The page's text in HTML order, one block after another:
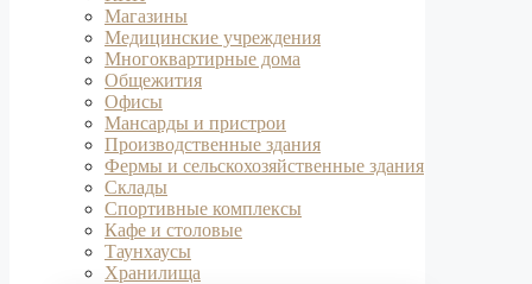
Магазины
Медицинские учреждения
Многоквартирные дома
Общежития
Офисы
Мансарды и пристрои
Производственные здания
Фермы и сельскохозяйственные здания
Склады
Спортивные комплексы
Кафе и столовые
Таунхаусы
Хранилища